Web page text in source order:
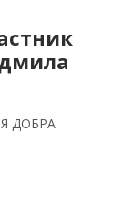
ДОБРА